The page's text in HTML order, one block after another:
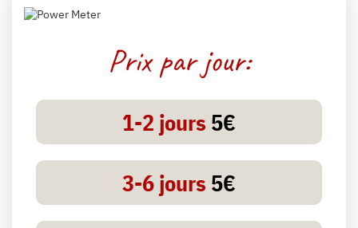
Prix par jour:
1-2 jours 5€
3-6 jours 5€